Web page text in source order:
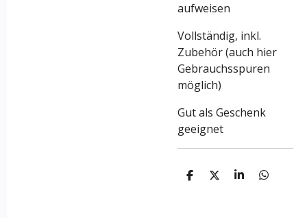
aufweisen
Vollständig, inkl.
Zubehör (auch hier
Gebrauchsspuren
möglich)
Gut als Geschenk
geeignet
T
T
T
T